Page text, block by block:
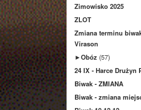
Zimowisko 2025
ZLOT
Zmiana terminu
Virason
►Obóz (57)
24 IX - Harce Drużyn
Biwak - ZMIANA
Biwak - zmiana